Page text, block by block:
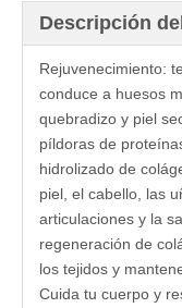
Descripción
Rejuvenecimiento:
conduce a huesos
quebradizo y piel
píldoras de
hidrolizado de
piel, el cabello, las
articulaciones y la
regeneración de
los tejidos y
Cuida tu cuerpo y